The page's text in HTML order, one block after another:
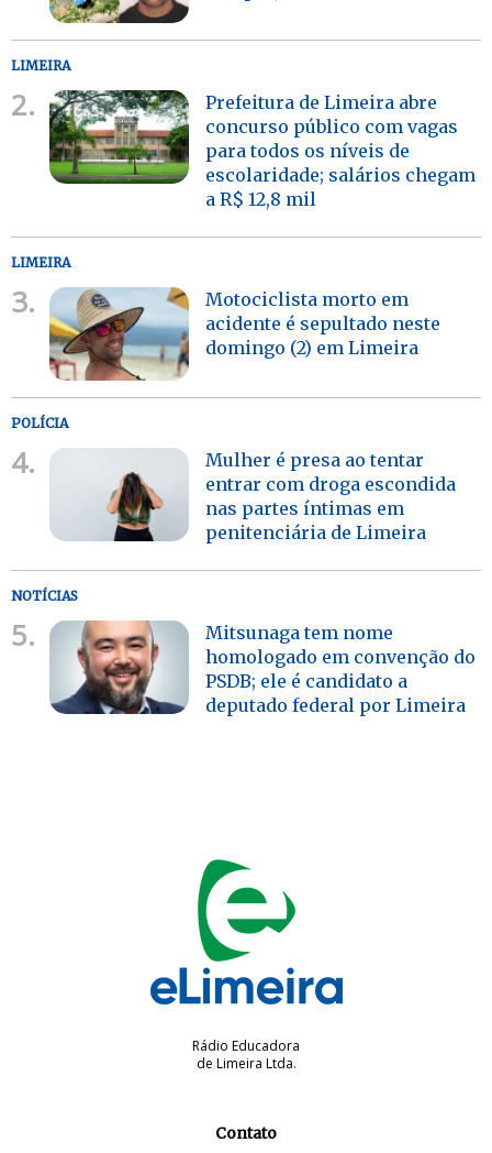
LIMEIRA
2.
Prefeitura de Limeira abre
concurso público com vagas
para todos os níveis de
escolaridade; salários chegam
a R$ 12,8 mil
LIMEIRA
3.
Motociclista morto em
acidente é sepultado neste
domingo (2) em Limeira
POLÍCIA
4.
Mulher é presa ao tentar
entrar com droga escondida
nas partes íntimas em
penitenciária de Limeira
NOTÍCIAS
5.
Mitsunaga tem nome
homologado em convenção do
PSDB; ele é candidato a
deputado federal por Limeira
Rádio Educadora
de Limeira Ltda.
Contato